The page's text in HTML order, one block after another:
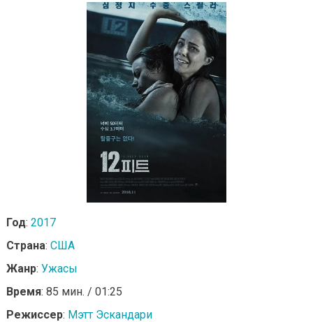
Год: 2017
Страна: США
Жанр: Ужасы
Время: 85 мин. / 01:25
Режиссер: Мэтт Эскандари